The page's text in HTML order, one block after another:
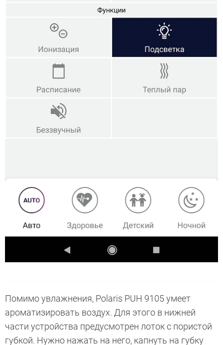
Помимо увлажнения, Polaris PUH 9105 умеет
ароматизировать воздух. Для этого в нижней
части устройства предусмотрен лоток с пористой
губкой. Нужно нажать на него, капнуть на губку